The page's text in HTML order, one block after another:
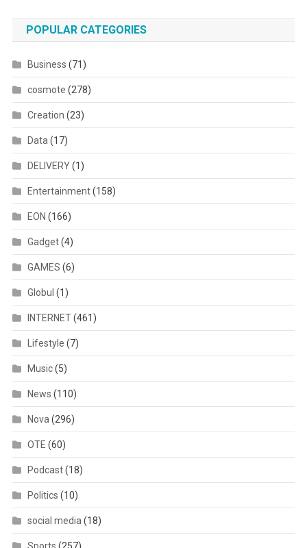
POPULAR CATEGORIES
Business (71)
cosmote (278)
Creation (23)
Data (17)
DELIVERY(1)
Entertainment(158)
EON (166)
Gadget(4)
GAMES (6)
Globul (1)
INTERNET(461)
Lifestyle (7)
Music(5)
News (110)
Nova (296)
OTE (60)
Podcast(18)
Politics (10)
social media (18)
Sports (257)